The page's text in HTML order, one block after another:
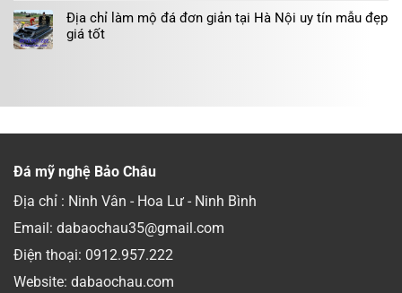
Địa chỉ làm mộ đá đơn giản tại Hà Nội uy tín mẫu đẹp
giá tốt
Đá mỹ nghệ Bảo Châu
Địa chỉ : Ninh Vân - Hoa Lư - Ninh Bình
Email: dabaochau35@gmail.com
Điện thoại: 0912.957.222
Website: dabaochau.com